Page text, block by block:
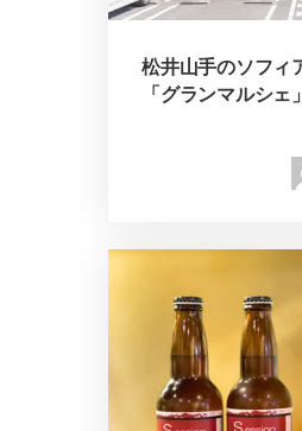
松井山手のソフィ
「グランマルシ